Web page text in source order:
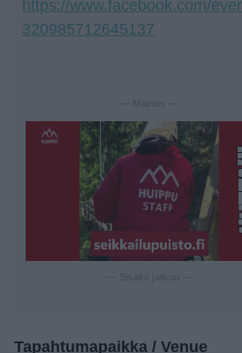
https://www.facebook.com/
320985712645137
— Mainos —
Tapahtumapaikka / Venue